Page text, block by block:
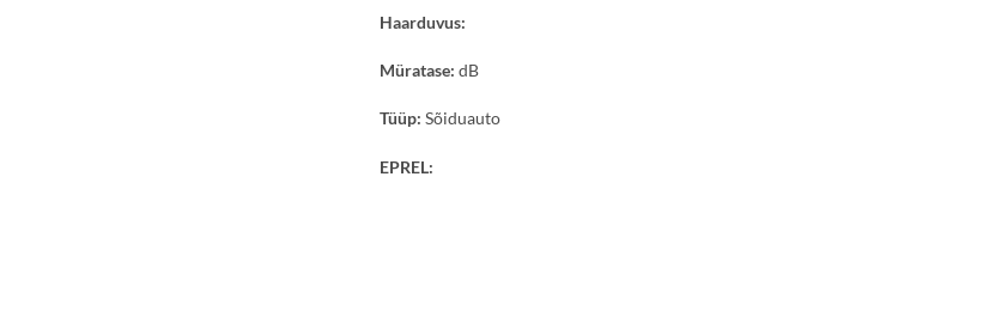
Haarduvus:
Müratase: dB
Tüüp: Sõiduauto
EPREL: